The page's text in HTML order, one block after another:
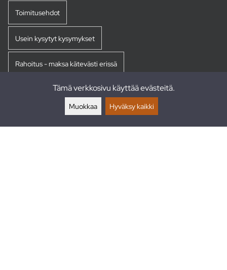
Toimitusehdot
Usein kysytyt kysymykset
Rahoitus - maksa kätevästi erissä
Tämä verkkosivu käyttää evästeitä.
Muokkaa Hyväksy kaikki